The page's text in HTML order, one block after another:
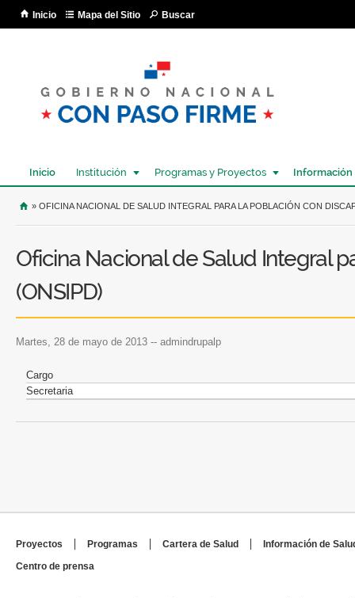
Inicio Mapa del Sitio Buscar
Inicio Institución Programas y Proyectos Información
USTED SE ENCUENTRA AQUÍ
» OFICINA NACIONAL DE SALUD INTEGRAL PARA LA POBLACIÓN CON
Oficina Nacional de Salud Integral
(ONSIPD)
martes, 28 de mayo de 2013 -- admindrupalp
Cargo
Secretaria
Proyectos Programas Cartera de Salud
Información de
Centro de prensa